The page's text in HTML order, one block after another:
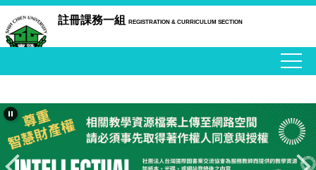
跳
到
主
容
區
註冊課務一組 REGISTRATION & CURRICULUM SECTION